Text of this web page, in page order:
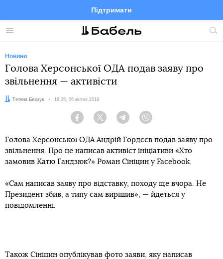
Меню
Підтримати
FacebookTelegramTwitter
Новини
Голова Херсонської ОДА подав заяву про
звільнення — активісти
Автор:
Тетяна Безрук Дата:
18:35, 06 квітня 2019
Facebook Twitter Telegram
Голова Херсонської ОДА Андрій Гордєєв подав заяву про
звільнення. Про це написав активіст ініціативи «Хто
замовив Катю Гандзюк?» Роман Сініцин у Facebook.
«Сам написав заяву про відставку, походу ще вчора. Не
Президент збив, а типу сам вирішив», — йдеться у
повідомленні.
Також Сініцин опублікував фото заяви, яку написав